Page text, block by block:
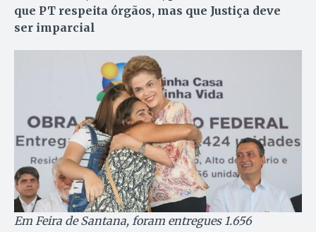
que PT respeita órgãos, mas que Justiça deve
ser imparcial
Em Feira de Santana, foram entregues 1.656